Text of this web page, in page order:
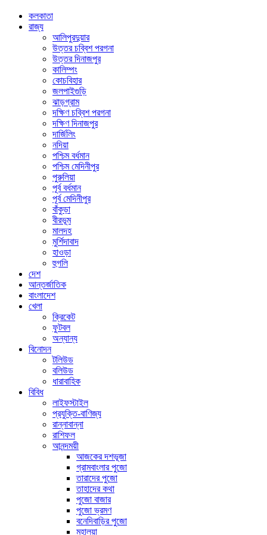
কলকাতা
রাজ্য
আলিপুরদুয়ার
উত্তর চব্বিশ পরগনা
উত্তর দিনাজপুর
কালিম্পং
কোচবিহার
জলপাইগুড়ি
ঝাড়গ্রাম
দক্ষিণ চব্বিশ পরগনা
দক্ষিণ দিনাজপুর
দার্জিলিং
নদিয়া
পশ্চিম বর্ধমান
পশ্চিম মেদিনীপুর
পুরুলিয়া
পূর্ব বর্ধমান
পূর্ব মেদিনীপুর
বাঁকুড়া
বীরভূম
মালদহ
মুর্শিদাবাদ
হাওড়া
হুগলি
দেশ
আন্তর্জাতিক
বাংলাদেশ
খেলা
ক্রিকেট
ফুটবল
অন্যান্য
বিনোদন
টলিউড
বলিউড
ধারাবাহিক
বিবিধ
লাইফস্টাইল
প্রযুক্তি-বাণিজ্য
রান্নাবান্না
রাশিফল
আনন্দময়ী
আজকের দশভূজা
গ্রামবাংলার পুজো
তারাদের পুজো
তাহাদের কথা
পুজো বাজার
পুজো ভ্রমণ
বনেদিবাড়ির পুজো
মহালয়া